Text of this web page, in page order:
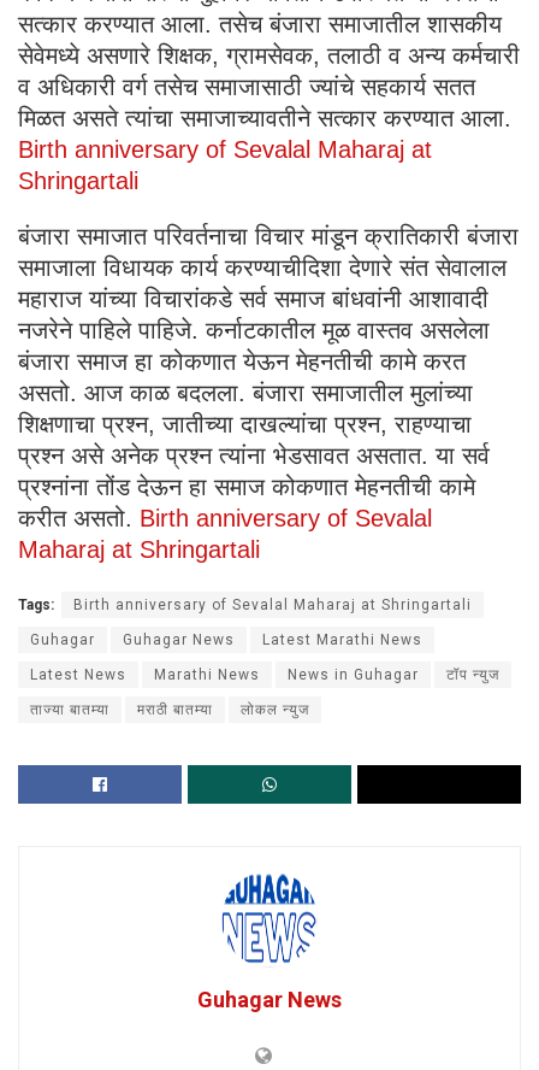
सत्कार करण्यात आला. तसेच बंजारा समाजातील शासकीय
सेवेमध्ये असणारे शिक्षक, ग्रामसेवक, तलाठी व अन्य कर्मचारी
व अधिकारी वर्ग तसेच समाजासाठी ज्यांचे सहकार्य सतत
मिळत असते त्यांचा समाजाच्यावतीने सत्कार करण्यात आला.
Birth anniversary of Sevalal Maharaj at
Shringartali
बंजारा समाजात परिवर्तनाचा विचार मांडून क्रातिकारी बंजारा
समाजाला विधायक कार्य करण्याचीदिशा देणारे संत सेवालाल
महाराज यांच्या विचारांकडे सर्व समाज बांधवांनी आशावादी
नजरेने पाहिले पाहिजे. कर्नाटकातील मूळ वास्तव असलेला
बंजारा समाज हा कोकणात येऊन मेहनतीची कामे करत
असतो. आज काळ बदलला. बंजारा समाजातील मुलांच्या
शिक्षणाचा प्रश्न, जातीच्या दाखल्यांचा प्रश्न, राहण्याचा
प्रश्न असे अनेक प्रश्न त्यांना भेडसावत असतात. या सर्व
प्रश्नांना तोंड देऊन हा समाज कोकणात मेहनतीची कामे
करीत असतो. Birth anniversary of Sevalal
Maharaj at Shringartali
Tags: Birth anniversary of Sevalal Maharaj at Shringartali
Guhagar Guhagar News Latest Marathi News
Latest News Marathi News News in Guhagar टॉप न्युज
ताज्या बातम्या मराठी बातम्या लोकल न्युज
Guhagar News